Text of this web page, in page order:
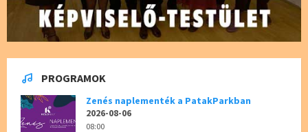
PROGRAMOK
Zenés naplementék a PatakParkban
2026-08-06
08:00